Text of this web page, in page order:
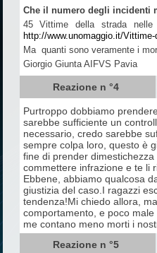
Che il numero degli incidenti
45 Vittime della strada
http://www.unomaggio.it/
Ma quanti sono veramente i
Giorgio Giunta AIFVS Pavia
Reazione n °4
Purtroppo dobbiamo
sarebbe sufficiente un
necessario, credo sarebbe
sempre colpa loro, questo è
fine di prender
commettere infrazione e te li
Ebbene, abbiamo qualcosa
giustizia del caso.I ragazzi
tendenza!Mi chiedo allora,
comportamento, e poco
me contano meno morti i
Reazione n °5